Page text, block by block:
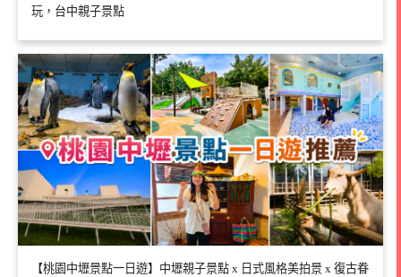
玩，台中親子景點
【桃園中壢景點一日遊】中壢親子景點 x 日式風格美拍景 x 復古眷